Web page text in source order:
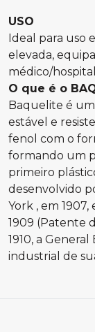
USO
Ideal para uso
elevada,
médico/
O que é o
Baquelite é
estável e
fenol com o
formando um
primeiro
desenvolvido
York , em
1909 (Patente
1910, a
industrial de